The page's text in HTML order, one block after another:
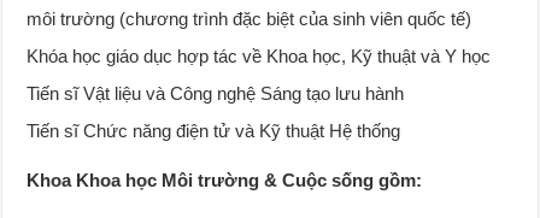
môi trường (chương trình đặc biệt của sinh viên quốc tế)
Khóa học giáo dục hợp tác về Khoa học, Kỹ thuật và Y học
Tiến sĩ Vật liệu và Công nghệ Sáng tạo lưu hành
Tiến sĩ Chức năng điện tử và Kỹ thuật Hệ thống
Khoa Khoa học Môi trường & Cuộc sống gồm: